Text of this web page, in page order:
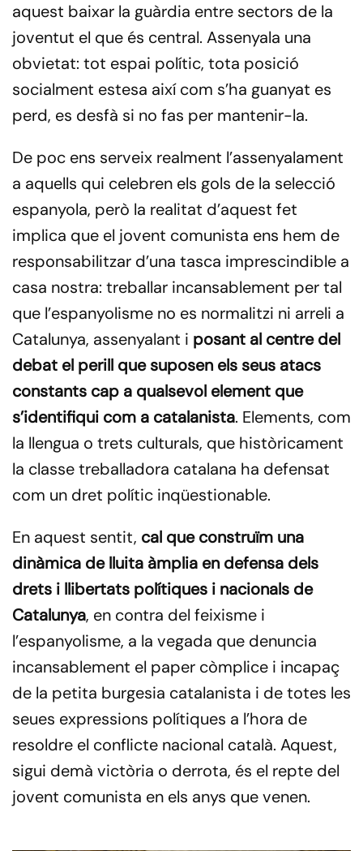
aquest baixar la guàrdia entre sectors de la
joventut el que és central. Assenyala una
obvietat: tot espai polític, tota posició
socialment estesa així com s’ha guanyat es
perd, es desfà si no fas per mantenir-la.
De poc ens serveix realment l’assenyalament
a aquells qui celebren els gols de la selecció
espanyola, però la realitat d’aquest fet
implica que el jovent comunista ens hem de
responsabilitzar d’una tasca imprescindible a
casa nostra: treballar incansablement per tal
que l’espanyolisme no es normalitzi ni arreli a
Catalunya, assenyalant i posant al centre del
debat el perill que suposen els seus atacs
constants cap a qualsevol element que
s’identifiqui com a catalanista. Elements, com
la llengua o trets culturals, que històricament
la classe treballadora catalana ha defensat
com un dret polític inqüestionable.
En aquest sentit, cal que construïm una
dinàmica de lluita àmplia en defensa dels
drets i llibertats polítiques i nacionals de
Catalunya, en contra del feixisme i
l’espanyolisme, a la vegada que denuncia
incansablement el paper còmplice i incapaç
de la petita burgesia catalanista i de totes les
seues expressions polítiques a l’hora de
resoldre el conflicte nacional català. Aquest,
sigui demà victòria o derrota, és el repte del
jovent comunista en els anys que venen.